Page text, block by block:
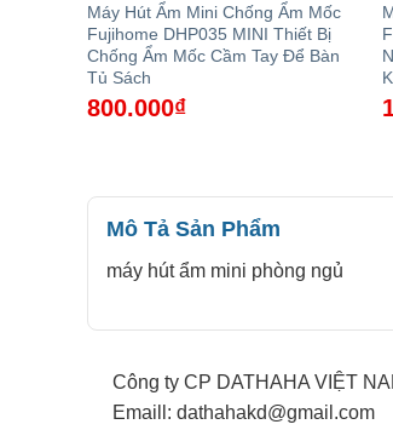
Máy Hút Ẩm Mini Chống Ẩm Mốc
Fujihome DHP035 MINI Thiết Bị
Chống Ẩm Mốc Cầm Tay Để Bàn
Tủ Sách
800.000₫
Mô Tả Sản Phẩm
máy hút ẩm mini phòng ngủ
Công ty CP DATHAHA VIỆT
Emaill: dathahakd@gmail.com